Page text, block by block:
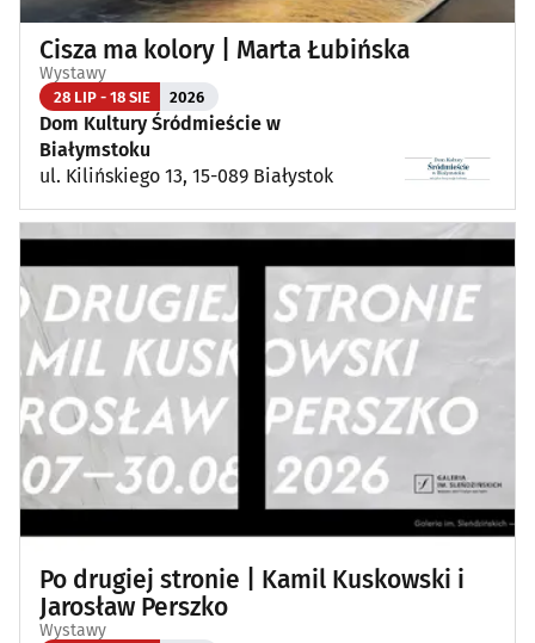
Cisza ma kolory | Marta Łubińska
Wystawy
28 LIP - 18 SIE 2026
Dom Kultury Śródmieście w
Białymstoku
ul. Kilińskiego 13, 15-089 Białystok
Po drugiej stronie | Kamil Kuskowski i
Jarosław Perszko
Wystawy